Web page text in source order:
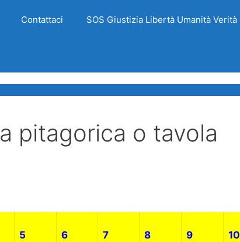
Contattaci SOS Giustizia Libertà Umanità Verità
pitagorica o tavola
5 6 7 8 9 10